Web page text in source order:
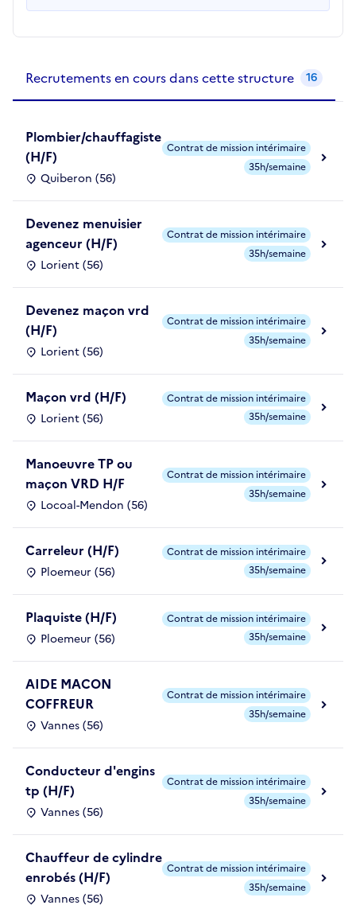
Recrutements en cours dans cette structure 16
Plombier/chauffagiste
(H/F)
Quiberon (56)
Contrat de mission intérimaire
35h/semaine
Devenez menuisier
agenceur (H/F)
Lorient (56)
Contrat de mission intérimaire
35h/semaine
Devenez maçon vrd
(H/F)
Lorient (56)
Contrat de mission intérimaire
35h/semaine
Maçon vrd (H/F)
Lorient (56)
Contrat de mission intérimaire
35h/semaine
Manoeuvre TP ou
maçon VRD H/F
Locoal-Mendon (56)
Contrat de mission intérimaire
35h/semaine
Carreleur (H/F)
Ploemeur (56)
Contrat de mission intérimaire
35h/semaine
Plaquiste (H/F)
Ploemeur (56)
Contrat de mission intérimaire
35h/semaine
AIDE MACON
COFFREUR
Vannes (56)
Contrat de mission intérimaire
35h/semaine
Conducteur d'engins
tp (H/F)
Vannes (56)
Contrat de mission intérimaire
35h/semaine
Chauffeur de cylindre
enrobés (H/F)
Vannes (56)
Contrat de mission intérimaire
35h/semaine